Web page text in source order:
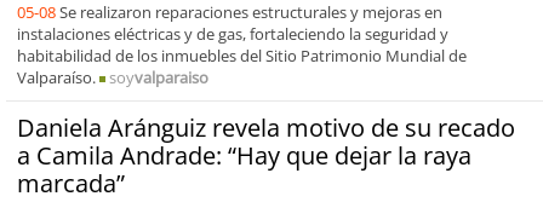
05-08Se realizaron reparaciones estructurales y mejoras en
instalaciones eléctricas y de gas, fortaleciendo la seguridad y
habitabilidad de los inmuebles del Sitio Patrimonio Mundial de
Valparaíso.
soyvalparaiso
Daniela Aránguiz revela motivo de su recado
a Camila Andrade: “Hay que dejar la raya
marcada”